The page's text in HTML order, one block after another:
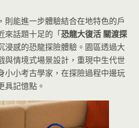
則能進一步體驗結合在地特色的戶
來話題十足的「恐龍大復活 關渡探
浸感的恐龍探險體驗。園區透過大
與情境式場景設計，重現中生代世
小小考古學家，在探險過程中邊玩
具記憶點。